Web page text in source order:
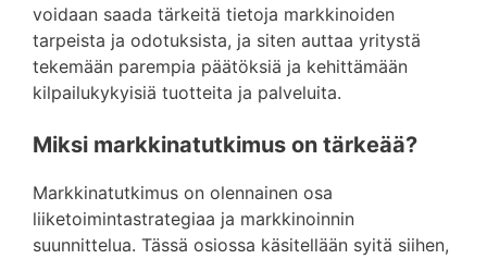
voidaan saada tärkeitä tietoja markkinoiden
tarpeista ja odotuksista, ja siten auttaa yritystä
tekemään parempia päätöksiä ja kehittämään
kilpailukykyisiä tuotteita ja palveluita.
Miksi markkinatutkimus on tärkeää?
Markkinatutkimus on olennainen osa
liiketoimintastrategiaa ja markkinoinnin
suunnittelua. Tässä osiossa käsitellään syitä siihen,